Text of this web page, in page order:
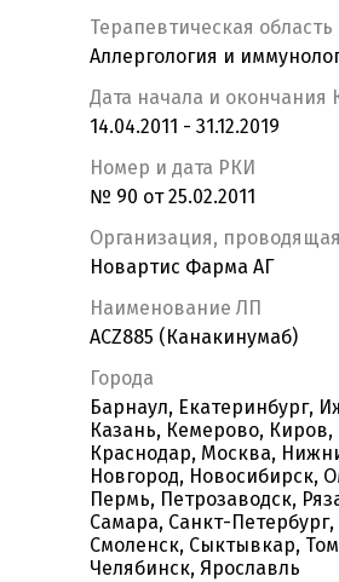
Терапевтическая область
Аллергология и
Дата начала и окончания
14.04.2011 - 31.12.2019
Номер и дата РКИ
№ 90 от 25.02.2011
Организация,
Новартис Фарма АГ
Наименование ЛП
ACZ885 (Канакинумаб)
Города
Барнаул, Екатеринбург,
Казань, Кемерово, Киров,
Краснодар, Москва,
Новгород, Новосибирск,
Пермь, Петрозаводск,
Самара, Санкт-
Смоленск, Сыктывкар,
Челябинск, Ярославль